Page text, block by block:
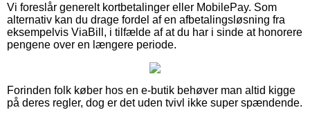
Vi foreslår generelt kortbetalinger eller MobilePay. Som
alternativ kan du drage fordel af en afbetalingsløsning fra
eksempelvis ViaBill, i tilfælde af at du har i sinde at honorere
pengene over en længere periode.
Forinden folk køber hos en e-butik behøver man altid kigge
på deres regler, dog er det uden tvivl ikke super spændende.